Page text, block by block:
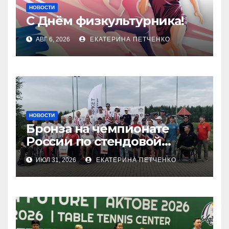
НОВОСТИ
С Днём физкультурника!
АВГ 6, 2026 ЕКАТЕРИНА ПЕТЧЕНКО
НОВОСТИ
Бронза на чемпионате
России по стендовой
стрельбе
ИЮЛ 31, 2026 ЕКАТЕРИНА ПЕТЧЕНКО